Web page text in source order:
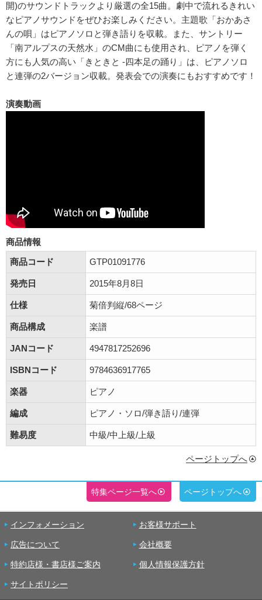
開)のサウンドトラックより厳選の全15曲。劇中で流れるきれい
なピアノサウンドをぜひお楽しみください。主題歌「おかあさ
んの唄」はピアノソロと弾き語りを収載。また、サントリー
「南アルプスの天然水」のCM曲にも使用され、ピアノを弾く
方にも人気の高い「きときと -四本足の踊り」は、ピアノソロ
と連弾の2バージョン収載。発表会での演奏にもおすすめです！
演奏動画
商品情報
商品コード
GTP01091776
発売日 2015年8月8日
仕様 菊倍判縦/68ページ
商品構成 楽譜
JANコード 4947817252696
ISBNコード 9784636917765
楽器 ピアノ
編成 ピアノ・ソロ/弾き語り/連弾
難易度 中級/中上級/上級
ページトップへ
特集ページ一覧へ ページトップへ
インフォメーション お客様サポート
広告について 会社概要
特約店様・書店様ご案内 個人情報保護方針
サイトポリシー